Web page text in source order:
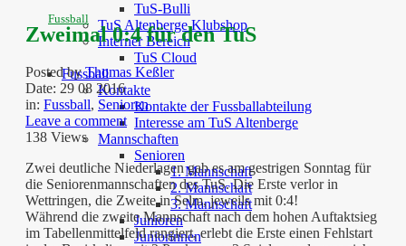
TuS-Bulli
TuS Altenberge Klubshop
Interner Bereich
TuS Cloud
Fussball
Kontakte
Kontakte der Fussballabteilung
Interesse am TuS Altenberge
Mannschaften
Senioren
1. Mannschaft
2. Mannschaft
3. Mannschaft
Junioren
Juniorinnen
Fussball
Zweimal 0:4 für den TuS
Posted byThomas Keßler
Date: 29 08 2016
in: Fussball, Senioren
Leave a comment
138 Views
Zwei deutliche Niederlagen gab es am gestrigen Sonntag für
die Seniorenmannschaften des TuS. Die Erste verlor in
Wettringen, die Zweite in Selm, jeweils mit 0:4!
Während die zweite Mannschaft nach dem hohen Auftaktsieg
im Tabellenmittelfeld rangiert, erlebt die Erste einen Fehlstart